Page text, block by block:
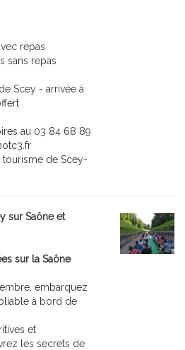
repas
sans repas
Scey - arrivée à
au 03 84 68 89
tourisme de Scey-
sur Saône et
sur la Saône
embarquez
à bord de
et
les secrets de